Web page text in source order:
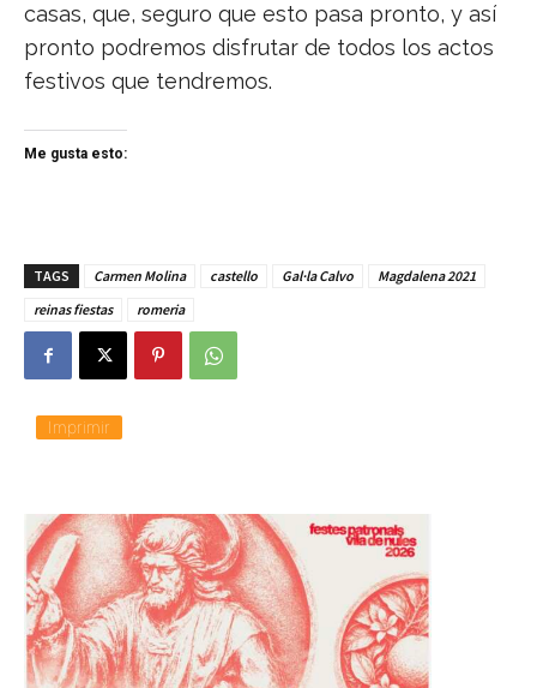
casas, que, seguro que esto pasa pronto, y así
pronto podremos disfrutar de todos los actos
festivos que tendremos.
Me gusta esto:
TAGS Carmen Molina castello Gal·la Calvo
Magdalena 2021
reinas fiestas
romeria
Imprimir